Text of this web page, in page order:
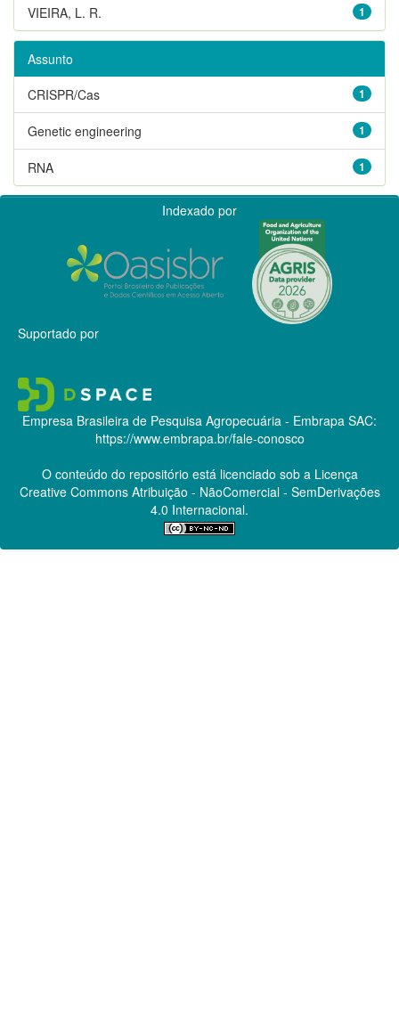
1
VIEIRA, L. R.
Assunto
1
CRISPR/Cas
1
Genetic engineering
1
RNA
Indexado por
Suportado por
Empresa Brasileira de Pesquisa Agropecuária - Embrapa SAC:
https://www.embrapa.br/fale-conosco
O conteúdo do repositório está licenciado sob a Licença
Creative CommonsAtribuição - NãoComercial - SemDerivações
4.0 Internacional.